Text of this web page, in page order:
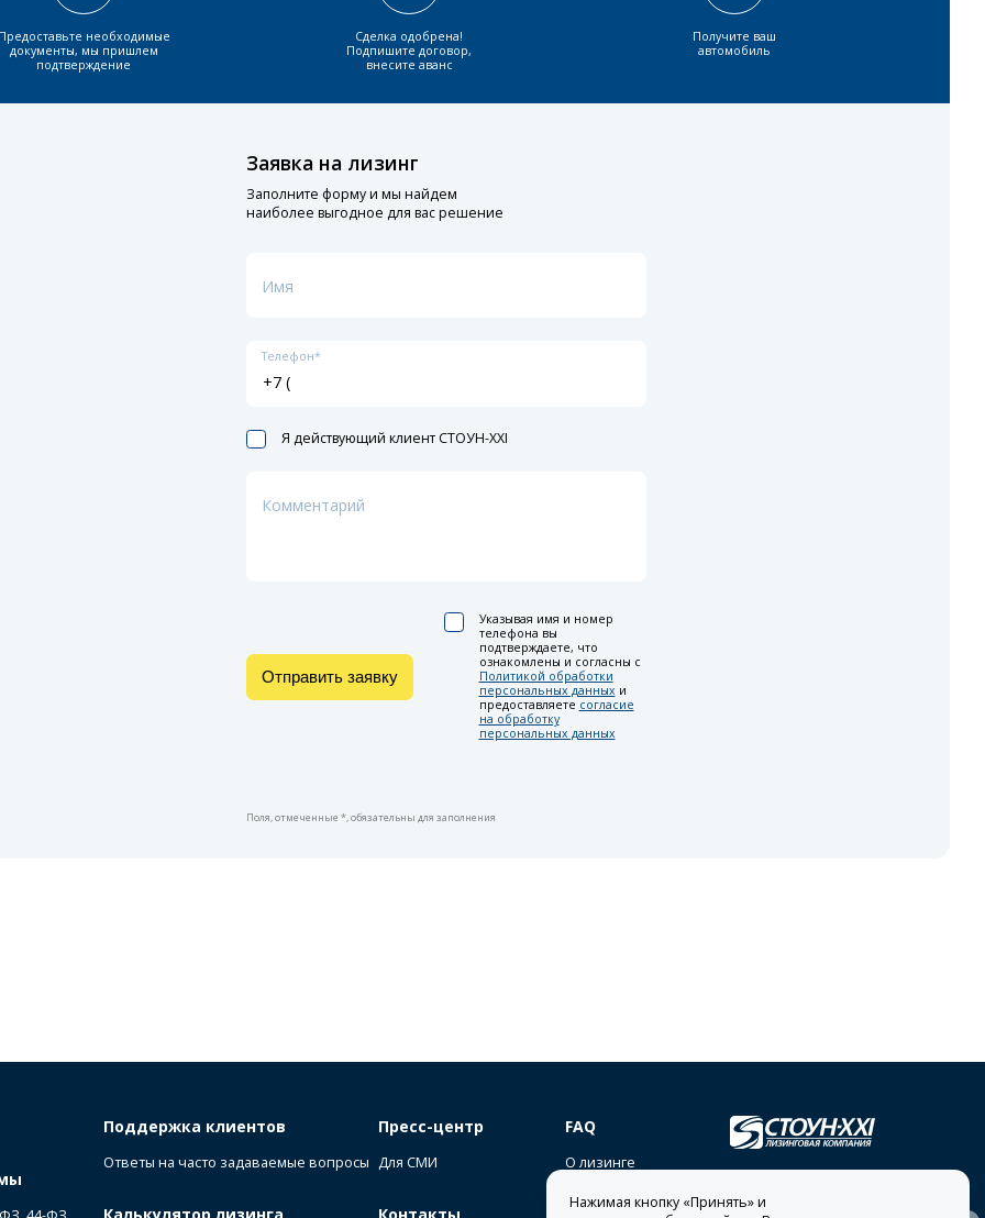
необходимые
документы, мы пришлем
подтверждение
Сделка одобрена!
Подпишите договор,
внесите аванс
Получите ваш
автомобиль
Заявка на лизинг
Заполните форму и мы найдем
наиболее выгодное для вас решение
Имя
Телефон*
Я действующий клиент СТОУН-XXI
Комментарий
Отправить заявку
Указывая имя и номер
телефона вы
подтверждаете, что
ознакомлены и согласны с
Политикой обработки
персональных данных и
предоставляете согласие
на обработку
персональных данных
Поля, отмеченные *, обязательны для заполнения
Поддержка клиентов
Ответы на часто задаваемые вопросы
Пресс-центр
Для СМИ
FAQ
О лизинге
Нажимая кнопку «Принять» и